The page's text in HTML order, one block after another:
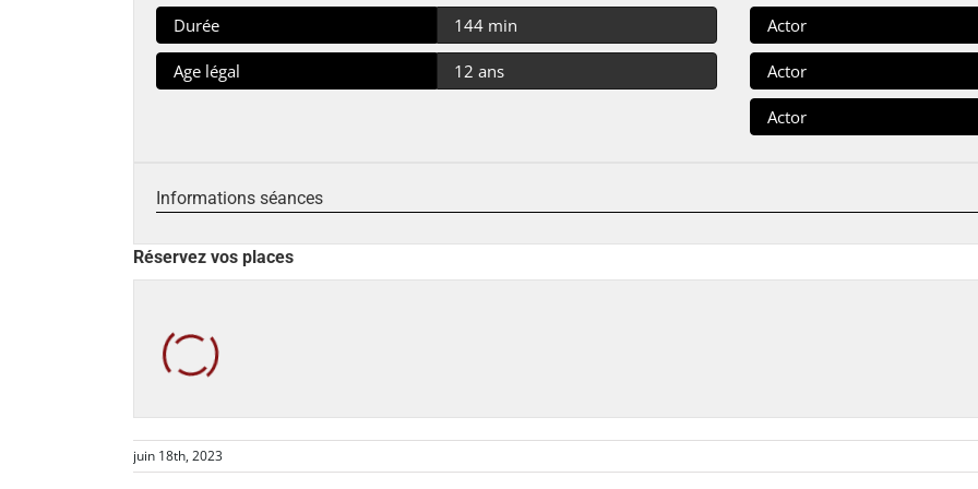
Durée 144 min
Age légal 12 ans
Actor
Actor
Actor
Informations séances
Réservez vos places
juin 18th, 2023